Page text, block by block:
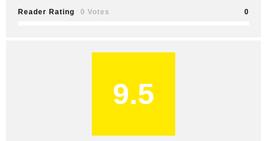
Reader Rating 0 Votes 0
9.5